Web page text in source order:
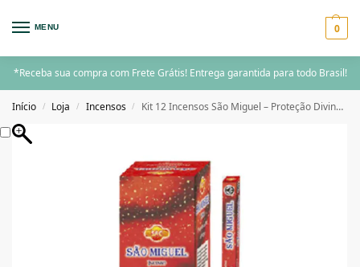
MENU 0
*Receba sua compra com Frete Grátis! Entrega garantida para todo Brasil!
Início / Loja / Incensos / Kit 12 Incensos São Miguel – Proteção Divina e Força Espiritual